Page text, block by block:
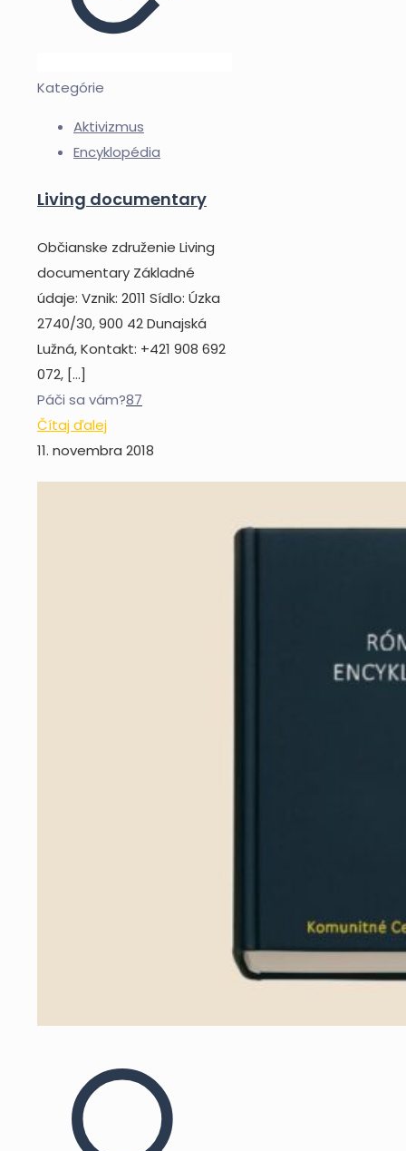
Kategórie
Aktivizmus
Encyklopédia
Living documentary
Občianske združenie Living
documentary Základné
údaje: Vznik: 2011 Sídlo: Úzka
2740/30, 900 42 Dunajská
Lužná, Kontakt: +421 908 692
072, […]
Páči sa vám?87
Čítaj ďalej
11. novembra 2018